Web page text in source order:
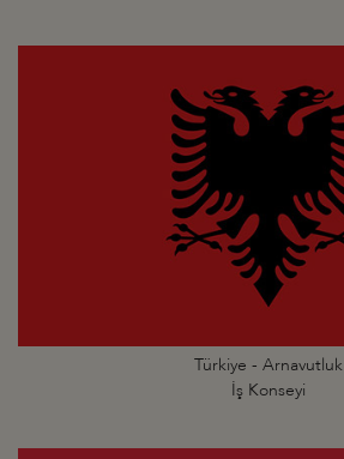
Türkiye - Arnavutluk
İş Konseyi